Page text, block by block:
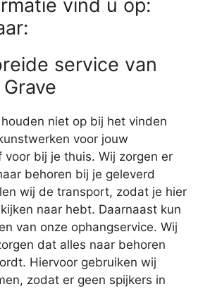
vind u op:
service van
niet op bij het vinden
voor jouw
bij je thuis. Wij zorgen er
behoren bij je geleverd
wij de transport, zodat je hier
naar hebt. Daarnaast kun
van onze ophangservice. Wij
dat alles naar behoren
Hiervoor gebruiken wij
zodat er geen spijkers in